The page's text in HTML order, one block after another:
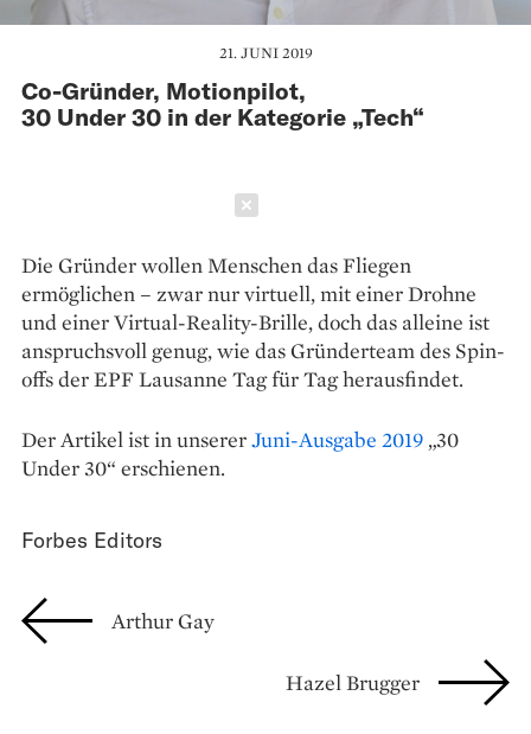
21. JUNI 2019
Co-Gründer, Motionpilot,
30 Under 30 in der Kategorie „Tech“
Die Gründer wollen Menschen das Fliegen
ermöglichen – zwar nur virtuell, mit einer Drohne
und einer Virtual-Reality-Brille, doch das alleine ist
anspruchsvoll genug, wie das Gründerteam des Spin-
offs der EPF Lausanne Tag für Tag herausfindet.
Der Artikel ist in unsererJuni-Ausgabe 2019 „30
Under 30“ erschienen.
Forbes Editors
Arthur Gay
Hazel Brugger